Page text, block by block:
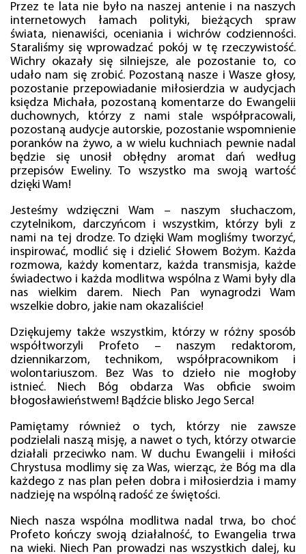
Przez te lata nie było na naszej antenie i na naszych
internetowych łamach polityki, bieżących spraw
świata, nienawiści, oceniania i wichrów codzienności.
Staraliśmy się wprowadzać pokój w tę rzeczywistość.
Wichry okazały się silniejsze, ale pozostanie to, co
udało nam się zrobić. Pozostaną nasze i Wasze głosy,
pozostanie przepowiadanie miłosierdzia w audycjach
księdza Michała, pozostaną komentarze do Ewangelii
duchownych, którzy z nami stale współpracowali,
pozostaną audycje autorskie, pozostanie wspomnienie
poranków na żywo, a w wielu kuchniach pewnie nadal
będzie się unosił obłędny aromat dań według
przepisów Eweliny. To wszystko ma swoją wartość
dzięki Wam!
Jesteśmy wdzięczni Wam – naszym słuchaczom,
czytelnikom, darczyńcom i wszystkim, którzy byli z
nami na tej drodze. To dzięki Wam mogliśmy tworzyć,
inspirować, modlić się i dzielić Słowem Bożym. Każda
rozmowa, każdy komentarz, każda transmisja, każde
świadectwo i każda modlitwa wspólna z Wami były dla
nas wielkim darem. Niech Pan wynagrodzi Wam
wszelkie dobro, jakie nam okazaliście!
Dziękujemy także wszystkim, którzy w różny sposób
współtworzyli Profeto – naszym redaktorom,
dziennikarzom, technikom, współpracownikom i
wolontariuszom. Bez Was to dzieło nie mogłoby
istnieć. Niech Bóg obdarza Was obficie swoim
błogosławieństwem! Bądźcie blisko Jego Serca!
Pamiętamy również o tych, którzy nie zawsze
podzielali naszą misję, a nawet o tych, którzy otwarcie
działali przeciwko nam. W duchu Ewangelii i miłości
Chrystusa modlimy się za Was, wierząc, że Bóg ma dla
każdego z nas plan pełen dobra i miłosierdzia i mamy
nadzieję na wspólną radość ze świętości.
Niech nasza wspólna modlitwa nadal trwa, bo choć
Profeto kończy swoją działalność, to Ewangelia trwa
na wieki. Niech Pan prowadzi nas wszystkich dalej, ku